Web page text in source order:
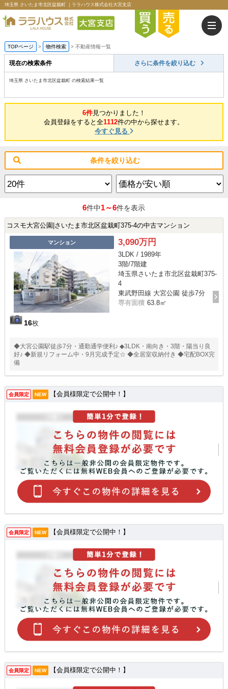
埼玉県 さいたま市北区盆栽町 ｜ララハウス株式会社大宮支店
TOPページ > 物件検索 > 不動産情報一覧
現在の検索条件 さらに条件を絞り込む
埼玉県 さいたま市北区盆栽町 の検索結果一覧
6件見つかりました！
会員登録をすると全1112件の中から探せます。
今すぐ見る
条件を絞り込む
6件中1～6件を表示
コスモ大宮公園|さいたま市北区盆栽町375-4の中古マンション
マンション
16枚
3,090万円
3LDK / 1989年
3階/7階建
埼玉県さいたま市北区盆栽町375-
4
東武野田線 大宮公園 徒歩7分
専有面積 63.8㎡
◆大宮公園駅徒歩7分・通勤通学便利♪ ◆3LDK・南向き・3階・陽当り良
好♪ ◆新規リフォーム中・9月完成予定☆ ◆全居室収納付き ◆宅配BOX完
備
会員限定 NEW 【会員様限定で公開中！】
会員限定 NEW 【会員様限定で公開中！】
会員限定 NEW 【会員様限定で公開中！】